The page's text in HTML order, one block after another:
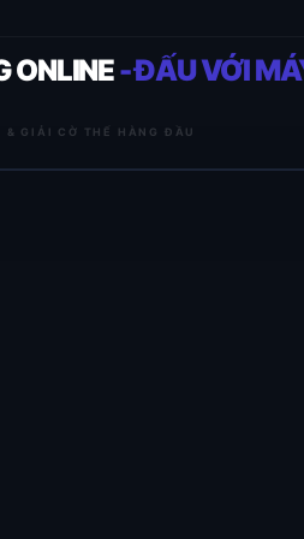
ONLINE- ĐẤU VỚI
& GIẢI CỜ THẾ HÀNG ĐẦU